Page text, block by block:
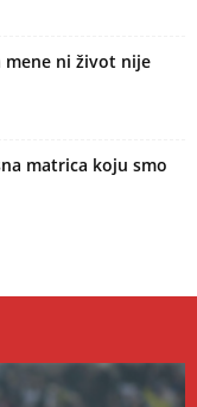
mene ni život nije
matrica koju smo